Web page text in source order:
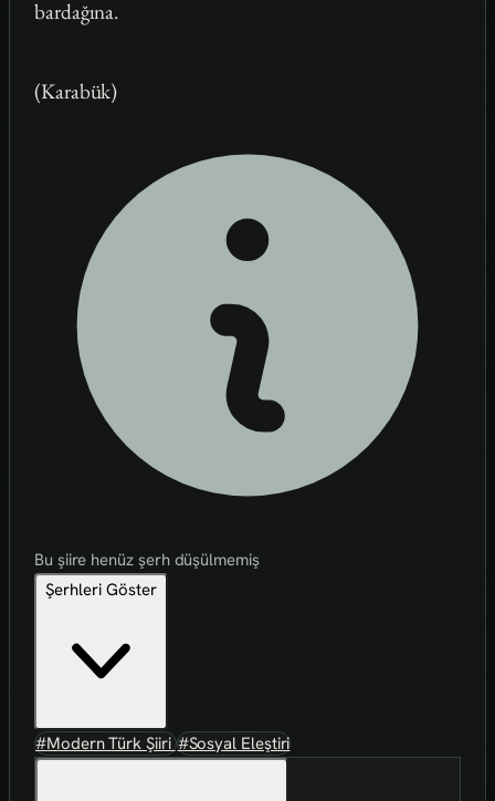
bardağına.
(Karabük)
Bu şiire henüz şerh düşülmemiş
Şerhleri Göster
#Modern Türk Şiiri#Sosyal Eleştiri